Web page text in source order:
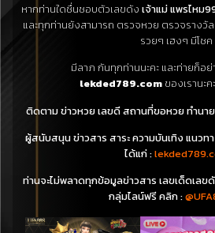
หากท่านใดชื่นชอบตัวเลขดัง เจ้าแม่ แพรไหม
และทุกท่านยังสามารถ ตรวจหวย ตรวจรางวั
รวยๆ เฮงๆ มีโชค
มีลาภ กันทุกท่านนะคะ และท่ายก็อ
lekded789.comของเรานะ
ติดตาม ข่าวหวย เลขดี สถานที่ขอหวย ทำนา
ผู้สนับสนุน ข่าวสาร สาระ ความบันเทิง แนว
ได้แก่ :
ท่านจะไม่พลาดทุกข้อมูลข่าวสาร เลขเด็ดเลข
กลุ่มไลน์ฟรี คลิก :